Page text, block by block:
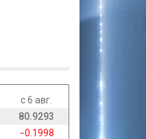
с 6 авг.
80.9293
−0.1998